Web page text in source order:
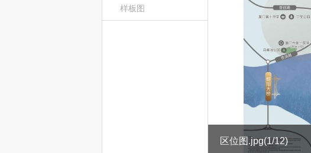
样板图
区位图.jpg(1/12)